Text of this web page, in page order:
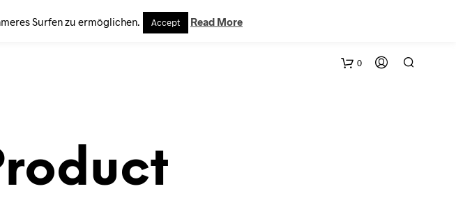
VERTRAG WIDERRUFEN
0
Surfen zu ermöglichen. Accept Read More